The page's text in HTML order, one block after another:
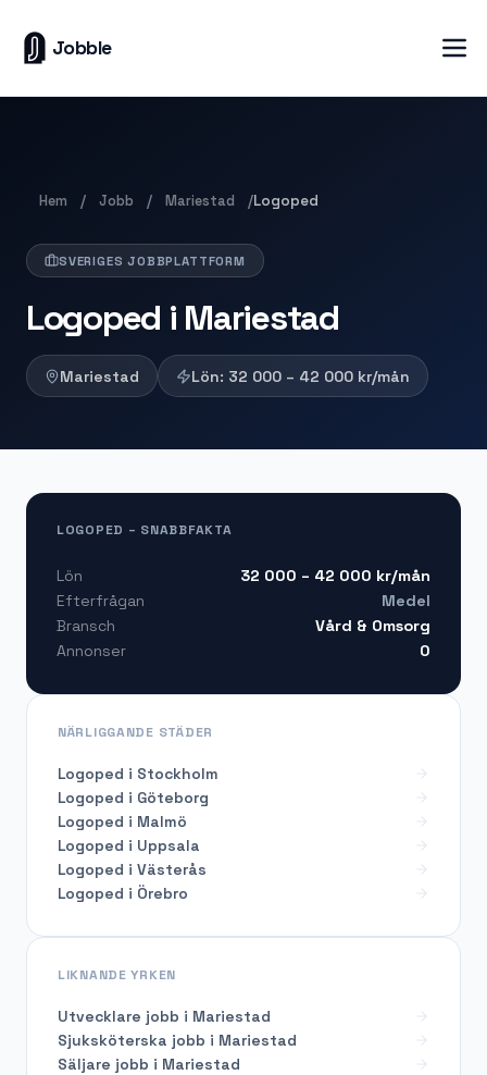
Jobble
Hem / Jobb / Mariestad /Logoped
SVERIGES JOBBPLATTFORM
Logoped i Mariestad
Mariestad Lön: 32 000 – 42 000 kr/mån
LOGOPED – SNABBFAKTA
Lön 32 000 – 42 000 kr/mån
Efterfrågan
Medel
Bransch
Vård & Omsorg
Annonser
0
NÄRLIGGANDE STÄDER
Logoped i Stockholm
Logoped i Göteborg
Logoped i Malmö
Logoped i Uppsala
Logoped i Västerås
Logoped i Örebro
LIKNANDE YRKEN
Utvecklare jobb i Mariestad
Sjuksköterska jobb i Mariestad
Säljare jobb i Mariestad